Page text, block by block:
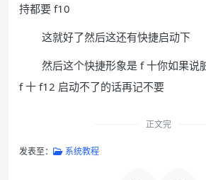
持都要 f10
这就好了然后这还有快捷启动下
然后这个快捷形象是 f 十你如果说
f 十 f12 启动不了的话再记不要
正文完
发表至： 系统教程